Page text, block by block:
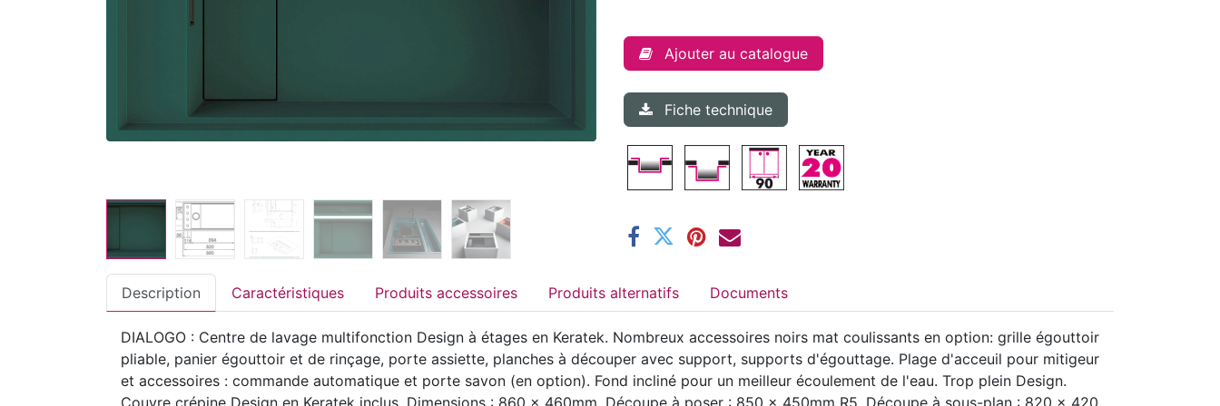
Ajouter au catalogue
Fiche technique
Description Caractéristiques Produits accessoires Produits alternatifs Documents
DIALOGO : Centre de lavage multifonction Design à étages en Keratek. Nombreux accessoires noirs mat coulissants en option: grille égouttoir
pliable, panier égouttoir et de rinçage, porte assiette, planches à découper avec support, supports d'égouttage. Plage d'acceuil pour mitigeur
et accessoires : commande automatique et porte savon (en option). Fond incliné pour un meilleur écoulement de l'eau. Trop plein Design.
Couvre crépine Design en Keratek inclus. Dimensions : 860 x 460mm. Découpe à poser : 850 x 450mm R5. Découpe à sous-plan : 820 x 420